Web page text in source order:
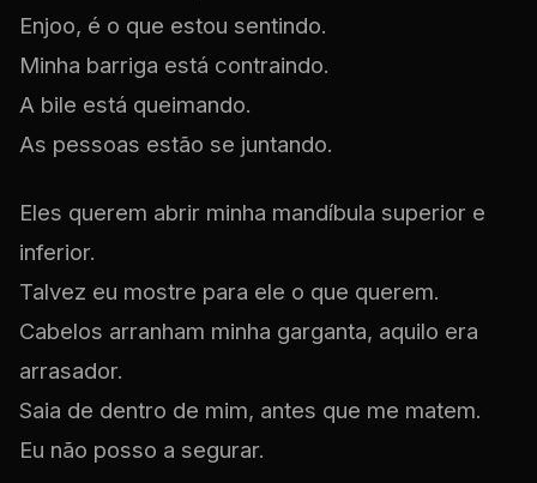
Enjoo, é o que estou sentindo.
Minha barriga está contraindo.
A bile está queimando.
As pessoas estão se juntando.
Eles querem abrir minha mandíbula superior e
inferior.
Talvez eu mostre para ele o que querem.
Cabelos arranham minha garganta, aquilo era
arrasador.
Saia de dentro de mim, antes que me matem.
Eu não posso a segurar.